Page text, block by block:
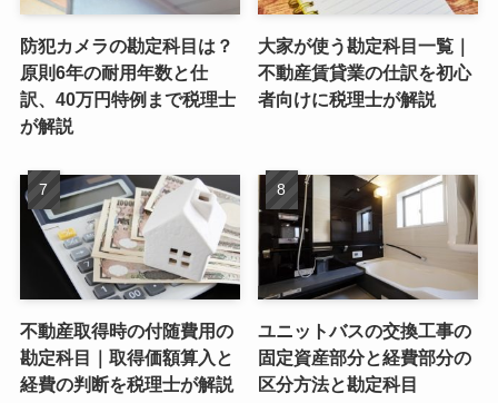
防犯カメラの勘定科目は？
原則6年の耐用年数と仕
訳、40万円特例まで税理士
が解説
大家が使う勘定科目一覧｜
不動産賃貸業の仕訳を初心
者向けに税理士が解説
不動産取得時の付随費用の
勘定科目｜取得価額算入と
経費の判断を税理士が解説
ユニットバスの交換工事の
固定資産部分と経費部分の
区分方法と勘定科目